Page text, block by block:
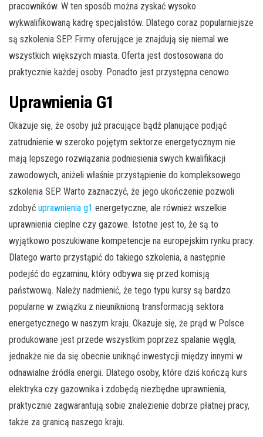
pracowników. W ten sposób można zyskać wysoko
wykwalifikowaną kadrę specjalistów. Dlatego coraz popularniejsze
są szkolenia SEP. Firmy oferujące je znajdują się niemal we
wszystkich większych miasta. Oferta jest dostosowana do
praktycznie każdej osoby. Ponadto jest przystępna cenowo.
Uprawnienia G1
Okazuje się, że osoby już pracujące bądź planujące podjąć
zatrudnienie w szeroko pojętym sektorze energetycznym nie
mają lepszego rozwiązania podniesienia swych kwalifikacji
zawodowych, aniżeli właśnie przystąpienie do kompleksowego
szkolenia SEP. Warto zaznaczyć, że jego ukończenie pozwoli
zdobyć uprawnienia g1 energetyczne, ale również wszelkie
uprawnienia cieplne czy gazowe. Istotne jest to, że są to
wyjątkowo poszukiwane kompetencje na europejskim rynku pracy.
Dlatego warto przystąpić do takiego szkolenia, a następnie
podejść do egzaminu, który odbywa się przed komisją
państwową. Należy nadmienić, że tego typu kursy są bardzo
popularne w związku z nieuniknioną transformacją sektora
energetycznego w naszym kraju. Okazuje się, że prąd w Polsce
produkowane jest przede wszystkim poprzez spalanie węgla,
jednakże nie da się obecnie uniknąć inwestycji między innymi w
odnawialne źródła energii. Dlatego osoby, które dziś kończą kurs
elektryka czy gazownika i zdobędą niezbędne uprawnienia,
praktycznie zagwarantują sobie znalezienie dobrze płatnej pracy,
także za granicą naszego kraju.